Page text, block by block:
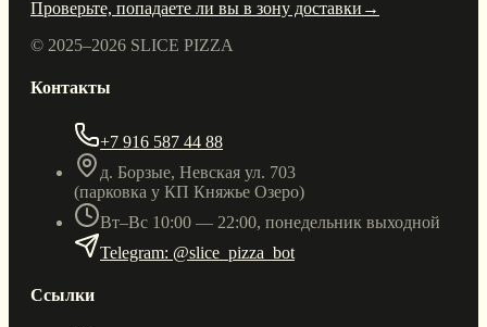
Проверьте, попадаете ли вы в зону доставки →
© 2025–2026 SLICE PIZZA
Контакты
+7 916 587 44 88
д. Борзые, Невская ул. 703
(парковка у КП Княжье Озеро)
Вт–Вс 10:00 — 22:00, понедельник выходной
Telegram: @slice_pizza_bot
Ссылки